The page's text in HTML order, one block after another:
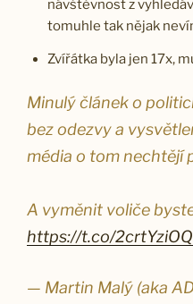
návštěvnost z
tomuhle tak nějak
Zvířátka byla jen 17x,
Minulý článek o
bez odezvy a
média o tom nechtějí
A vyměnit voliče
https://t.co/
— Martin Malý (aka